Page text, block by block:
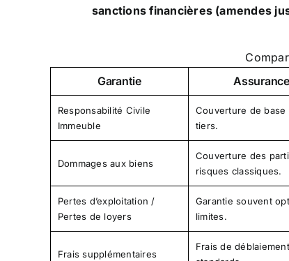
sanctions financières (amendes
Garantie
Responsabilité Civile
Immeuble
Couverture de base
tiers.
Dommages aux biens
Couverture des
risques classiques.
Pertes d’exploitation /
Pertes de loyers
Garantie souvent
limites.
Frais supplémentaires
Frais de